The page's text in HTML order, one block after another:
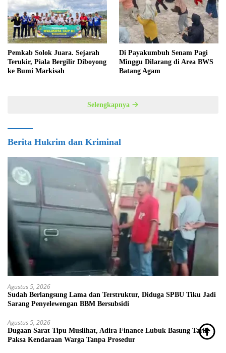
Pemkab Solok Juara. Sejarah
Terukir, Piala Bergilir Diboyong
ke Bumi Markisah
Di Payakumbuh Senam Pagi
Minggu Dilarang di Area BWS
Batang Agam
Selengkapnya
Berita Hukrim dan Kriminal
Agustus 5, 2026
Sudah Berlangsung Lama dan Terstruktur, Diduga SPBU Tiku Jadi
Sarang Penyelewengan BBM Bersubsidi
Agustus 5, 2026
Dugaan Sarat Tipu Muslihat, Adira Finance Lubuk Basung Tarik
Paksa Kendaraan Warga Tanpa Prosedur